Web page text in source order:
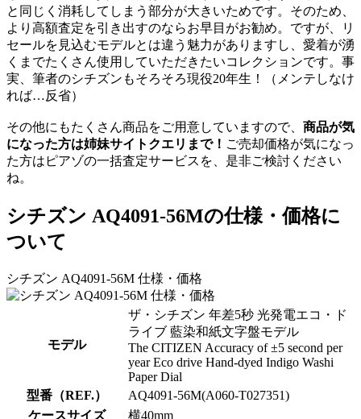
と同じく消耗してしまう部分が大きいためです。そのため、
より高額査定を引き出すのならお早目がお勧め。ですが、リ
セールを見込むモデルとは違う魅力がありますし、愛着が湧
くまでたくさん使用していただきたいコレクションです。事
実、筆者のシチズンもそろそろ現役20年生！（メンテしなけ
れば…反省）
その他にもたくさん商品をご用意していますので、 商品が気
になった方は姉妹サイトクエリまで！ ご売却価格が気になっ
た方はピアゾの一括査定サービスを、是非ご検討ください
ね。
シチズン AQ4091-56Mの仕様・価格に
ついて
シチズン AQ4091-56M 仕様・価格
モデル
ザ・シチズン 年差5秒 光発電エコ・ド
ライブ 藍染和紙文字盤モデル
The CITIZEN Accuracy of ±5 second per
year Eco drive Hand-dyed Indigo Washi
Paper Dial
型番（REF.）
AQ4091-56M(A060-T027351)
ケースサイズ
横40mm